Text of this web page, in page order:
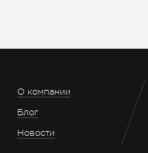
О компании
Блог
Новости